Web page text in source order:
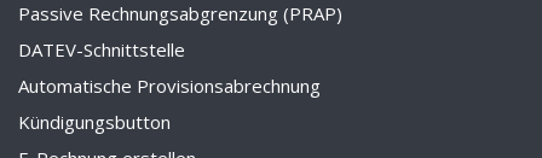
Passive Rechnungsabgrenzung (PRAP)
DATEV-Schnittstelle
Automatische Provisionsabrechnung
Kündigungsbutton